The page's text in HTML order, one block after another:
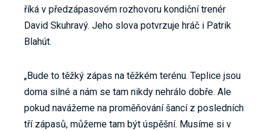
říká v předzápasovém rozhovoru kondiční trenér
David Skuhravý. Jeho slova potvrzuje hráč i Patrik
Blahút.
„Bude to těžký zápas na těžkém terénu. Teplice jsou
doma silné a nám se tam nikdy nehrálo dobře. Ale
pokud navážeme na proměňování šancí z posledních
tří zápasů, můžeme tam být úspěšní. Musíme si v